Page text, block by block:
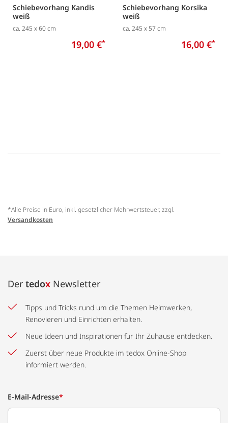
Schiebevorhang Kandis
weiß
ca. 245 x 60 cm
19,00 €*
Schiebevorhang Korsika
weiß
ca. 245 x 57 cm
16,00 €*
*Alle Preise in Euro, inkl. gesetzlicher Mehrwertsteuer, zzgl.
Versandkosten
Der tedox Newsletter
Tipps und Tricks rund um die Themen Heimwerken,
Renovieren und Einrichten erhalten.
Neue Ideen und Inspirationen für Ihr Zuhause entdecken.
Zuerst über neue Produkte im tedox Online-Shop
informiert werden.
E-Mail-Adresse*